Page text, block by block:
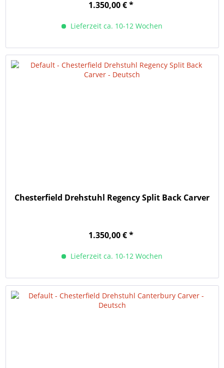
1.350,00 € *
Lieferzeit ca. 10-12 Wochen
Chesterfield Drehstuhl Regency Split Back Carver
1.350,00 € *
Lieferzeit ca. 10-12 Wochen